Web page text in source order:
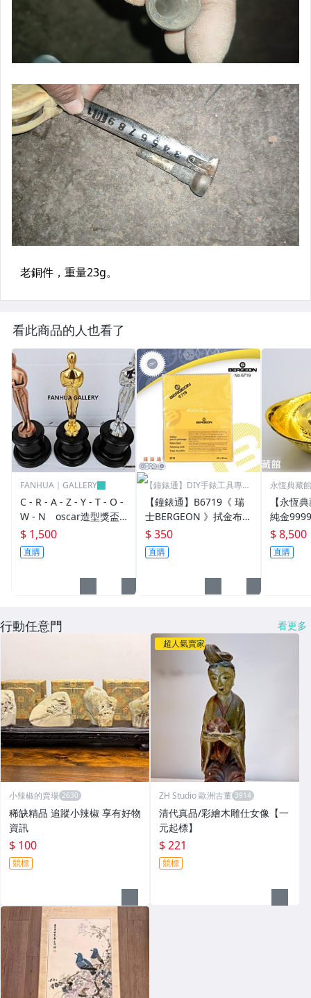
看此商品的人也看了
FANHUA｜GALLERY
C - R - A - Z - Y - T - O -
W - N oscar造型獎盃
奧斯卡小金人獎座擺件創
意交換禮物 尾牙活動 企
業學校公司年終頒獎禮物
$ 1,500
直購
【鐘錶通】DIY手錶工具專業
【鐘錶通】B6719《 瑞
士BERGEON 》拭金布/K
金布/金屬亮潔布/古董錶
清潔布├手錶保養/飾品
保養┤
$ 350
直購
永恆典藏
【永恆
純金
50錢 下
禮 喝茶
$ 8,500
直購
行動任意門 看更多
小辣椒的賣場
稀缺精品 追蹤小辣椒 享有好物
資訊
$ 100
競標
超人氣賣家
ZH Studio 歐洲古董
清代真品/彩繪木雕仕女像【一
元起標】
$ 221
競標